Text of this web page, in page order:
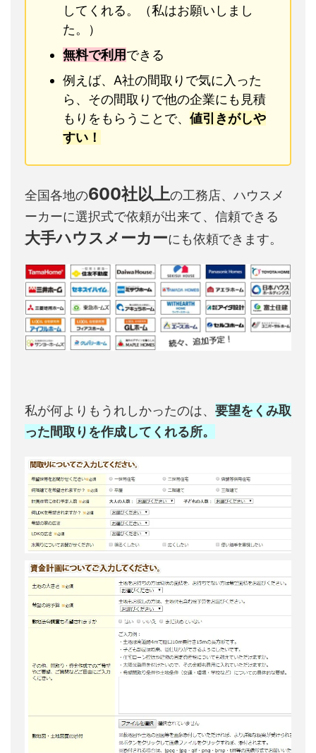
してくれる。（私はお願いしまし
た。）
無料で利用できる
例えば、A社の間取りで気に入った
ら、その間取りで他の企業にも見積
もりをもらうことで、 値引きがしや
すい！
全国各地の600社以上の工務店、ハウスメ
ーカーに選択式で依頼が出来て、信頼できる
大手ハウスメーカーにも依頼できます。
私が何よりもうれしかったのは、 要望をくみ取
った間取りを作成してくれる所。